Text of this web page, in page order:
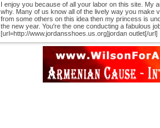
I enjoy you because of all your labor on this site. My
why. Many of us know all of the lively way you make
from some others on this idea then my princess is
the new year. You're the one conducting a fabulous
[url=http://www.jordansshoes.us.org]jordan outlet[/url]